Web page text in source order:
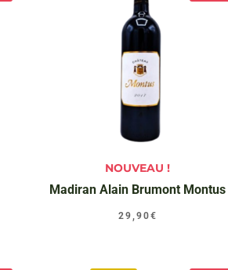
NOUVEAU !
Madiran Alain Brumont Montus
29,90€